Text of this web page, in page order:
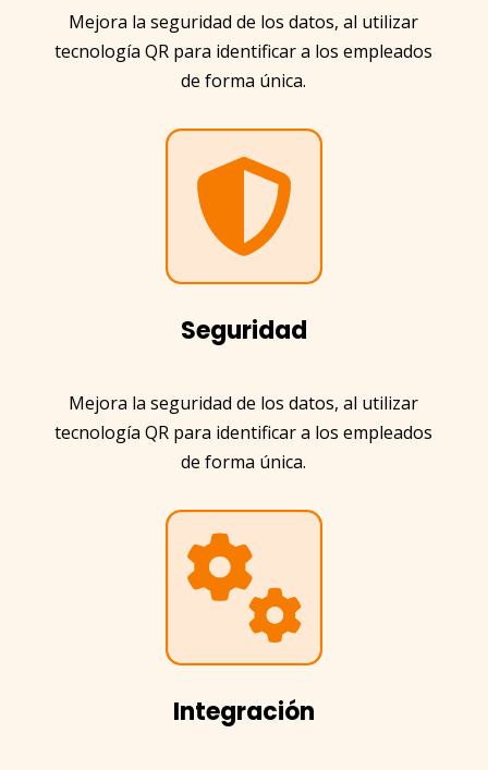
Mejora la seguridad de los datos, al utilizar
tecnología QR para identificar a los empleados
de forma única.
Seguridad
Mejora la seguridad de los datos, al utilizar
tecnología QR para identificar a los empleados
de forma única.
Integración